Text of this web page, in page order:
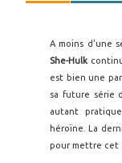
A moins d'une
She-Hulk
est bien une
sa future série
autant
héroïne. La
pour mettre cet